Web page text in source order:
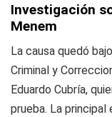
Investigación
Menem
La causa quedó
Criminal y
Eduardo Cubría,
prueba. La